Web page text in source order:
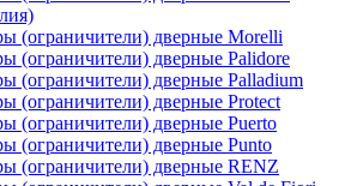
(ограничители) дверные Morelli
(ограничители) дверные Palidore
(ограничители) дверные Palladium
(ограничители) дверные Protect
(ограничители) дверные Puerto
(ограничители) дверные Punto
(ограничители) дверные RENZ